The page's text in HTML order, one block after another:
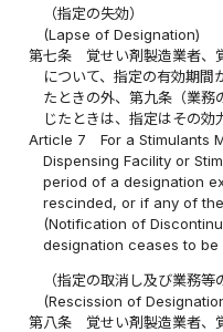
（指定の失効）
(Lapse of Designation)
第七条
覚せい剤製造業者、
について、指定の有効期間
たときの外、第九条（業務
じたときは、指定はその効
Article 7
For a Stimulants
Dispensing Facility or
period of a designation
rescinded, or if any of
(Notification of
designation ceases to be
（指定の取消し及び業務等
(Rescission of
第八条
覚せい剤製造業者、